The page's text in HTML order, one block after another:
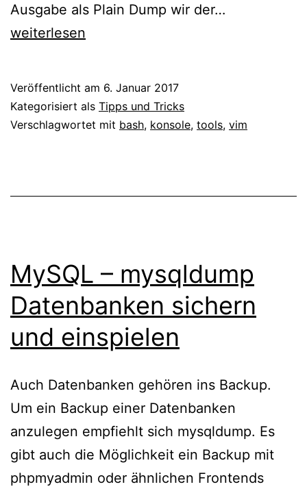
Ausgabe als Plain Dump wir der…
die
weiterlesen
Veröffentlicht am 6. Januar 2017
Kategorisiert als Tipps und Tricks
Verschlagwortet mit bash, konsole, tools, vim
MySQL – mysqldump
Datenbanken sichern
und einspielen
Auch Datenbanken gehören ins Backup.
Um ein Backup einer Datenbanken
anzulegen empfiehlt sich mysqldump. Es
gibt auch die Möglichkeit ein Backup mit
phpmyadmin oder ähnlichen Frontends